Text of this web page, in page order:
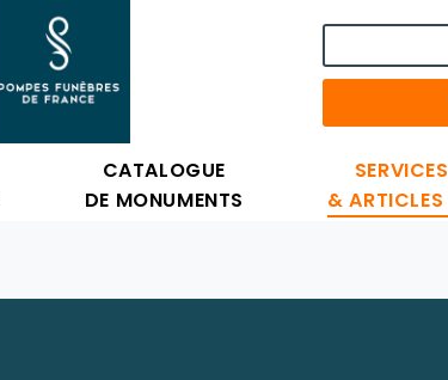
CATALOGUE
DE MONUMENTS
SERVICES
& ARTICLES